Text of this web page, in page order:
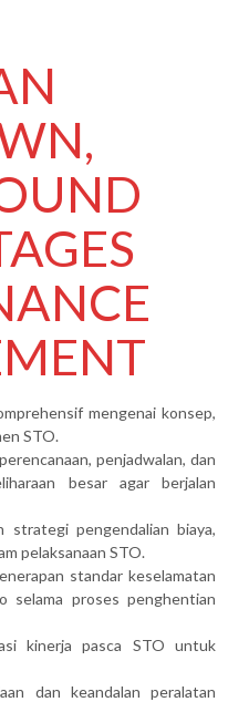
mengenai konsep,
STO.
penjadwalan, dan
besar agar berjalan
strategi pengendalian biaya,
pelaksanaan STO.
standar keselamatan
selama proses penghentian
kinerja pasca STO untuk
dan keandalan peralatan